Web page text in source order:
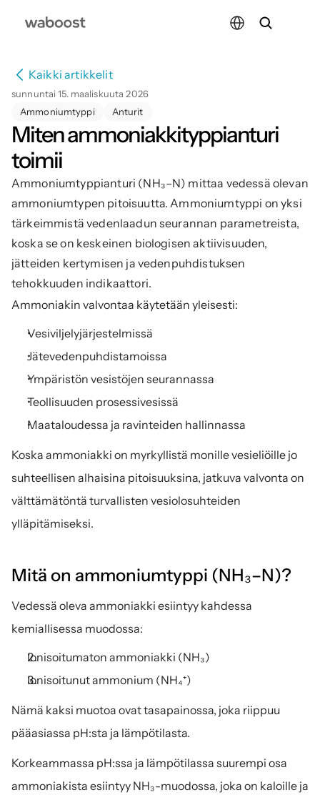
Kaikki artikkelit
sunnuntai 15. maaliskuuta 2026
Ammoniumtyppi
Anturit
Miten ammoniakkityppianturi
toimii
Ammoniumtyppianturi (NH₃–N) mittaa vedessä olevan
ammoniumtypen pitoisuutta. Ammoniumtyppi on yksi
tärkeimmistä vedenlaadun seurannan parametreista,
koska se on keskeinen biologisen aktiivisuuden,
jätteiden kertymisen ja vedenpuhdistuksen
tehokkuuden indikaattori.
Ammoniakin valvontaa käytetään yleisesti:
Vesiviljelyjärjestelmissä
Jätevedenpuhdistamoissa
Ympäristön vesistöjen seurannassa
Teollisuuden prosessivesissä
Maataloudessa ja ravinteiden hallinnassa
Koska ammoniakki on myrkyllistä monille vesieliöille jo
suhteellisen alhaisina pitoisuuksina, jatkuva valvonta on
välttämätöntä turvallisten vesiolosuhteiden
ylläpitämiseksi.
Mitä on ammoniumtyppi (NH₃–N)?
Vedessä oleva ammoniakki esiintyy kahdessa
kemiallisessa muodossa:
Ionisoitumaton ammoniakki (NH₃)
Ionisoitunut ammonium (NH₄⁺)
Nämä kaksi muotoa ovat tasapainossa, joka riippuu
pääasiassa pH:sta ja lämpötilasta.
Korkeammassa pH:ssa ja lämpötilassa suurempi osa
ammoniakista esiintyy NH₃-muodossa, joka on kaloille ja